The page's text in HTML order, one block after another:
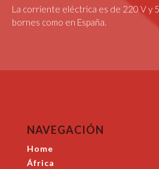
La corriente eléctrica es de 220 V y
bornes como en España.
NAVEGACIÓN
Home
África